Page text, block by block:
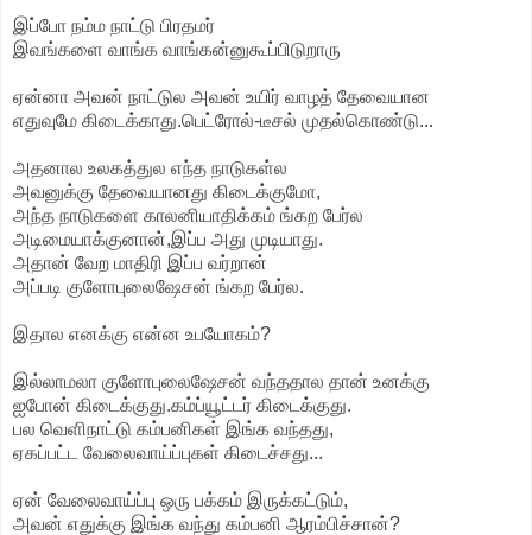
இப்போ நம்ம நாட்டு பிரதமர்
இவங்களை வாங்க வாங்கன்னுகூப்பிடுறாரு
ஏன்னா அவன் நாட்டுல அவன் உயிர் வாழத் தேவையான
எதுவுமே கிடைக்காது.பெட்ரோல்-டீசல் முதல்கொண்டு...
அதனால உலகத்துல எந்த நாடுகள்ல
அவனுக்கு தேவையானது கிடைக்குமோ,
அந்த நாடுகளை காலனியாதிக்கம் ங்கற பேர்ல
அடிமையாக்குனான்,இப்ப அது முடியாது.
அதான் வேற மாதிரி இப்ப வர்றான்
அப்படி குளோபுலைஷேசன் ங்கற பேர்ல.
இதால எனக்கு என்ன உபயோகம்?
இல்லாமலா குளோபுலைஷேசன் வந்ததால தான் உனக்கு
ஐபோன் கிடைக்குது.கம்ப்யூட்டர் கிடைக்குது.
பல வெளிநாட்டு கம்பனிகள் இங்க வந்தது,
ஏகப்பட்ட வேலைவாய்ப்புகள் கிடைச்சது...
ஏன் வேலைவாய்ப்பு ஒரு பக்கம் இருக்கட்டும்,
அவன் எதுக்கு இங்க வந்து கம்பனி ஆரம்பிச்சான்?